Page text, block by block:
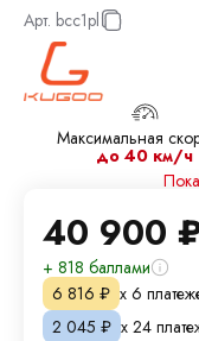
Арт. bcc1pl
Максимальная
до 40 км/ч
40 900
+ 818 баллами
6 816 ₽ х 6
2 045 ₽ х 24